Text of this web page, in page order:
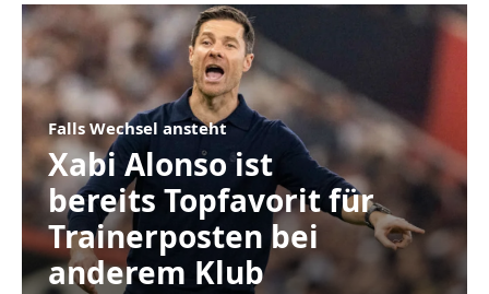
Falls Wechsel ansteht
Xabi Alonso ist
bereits Topfavorit für
Trainerposten bei
anderem Klub